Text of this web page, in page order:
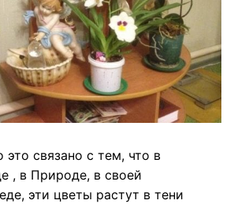
это связано с тем, что в
, в Природе, в своей
эти цветы растут в тени